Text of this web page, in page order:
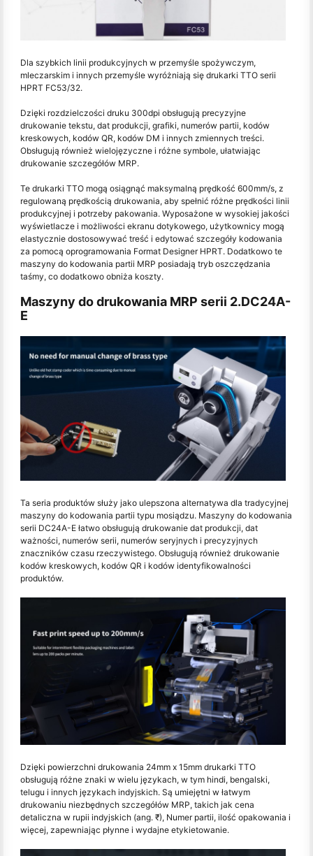
Dla szybkich linii produkcyjnych w przemyśle spożywczym,
mleczarskim i innych przemyśle wyróżniają się drukarki TTO serii
HPRT FC53/32.
Dzięki rozdzielczości druku 300dpi obsługują precyzyjne
drukowanie tekstu, dat produkcji, grafiki, numerów partii, kodów
kreskowych, kodów QR, kodów DM i innych zmiennych treści.
Obsługują również wielojęzyczne i różne symbole, ułatwiając
drukowanie szczegółów MRP.
Te drukarki TTO mogą osiągnąć maksymalną prędkość 600mm/s, z
regulowaną prędkością drukowania, aby spełnić różne prędkości linii
produkcyjnej i potrzeby pakowania. Wyposażone w wysokiej jakości
wyświetlacze i możliwości ekranu dotykowego, użytkownicy mogą
elastycznie dostosowywać treść i edytować szczegóły kodowania
za pomocą oprogramowania Format Designer HPRT. Dodatkowo te
maszyny do kodowania partii MRP posiadają tryb oszczędzania
taśmy, co dodatkowo obniża koszty.
Maszyny do drukowania MRP serii 2.DC24A-
E
Ta seria produktów służy jako ulepszona alternatywa dla tradycyjnej
maszyny do kodowania partii typu mosiądzu. Maszyny do kodowania
serii DC24A-E łatwo obsługują drukowanie dat produkcji, dat
ważności, numerów serii, numerów seryjnych i precyzyjnych
znaczników czasu rzeczywistego. Obsługują również drukowanie
kodów kreskowych, kodów QR i kodów identyfikowalności
produktów.
Dzięki powierzchni drukowania 24mm x 15mm drukarki TTO
obsługują różne znaki w wielu językach, w tym hindi, bengalski,
telugu i innych językach indyjskich. Są umiejętni w łatwym
drukowaniu niezbędnych szczegółów MRP, takich jak cena
detaliczna w rupii indyjskich (ang. ₹), Numer partii, ilość opakowania i
więcej, zapewniając płynne i wydajne etykietowanie.